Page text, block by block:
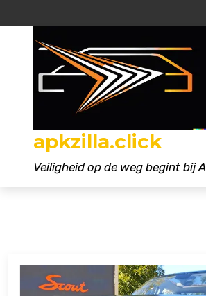
apkzilla.click
Veiligheid op de weg begint bij